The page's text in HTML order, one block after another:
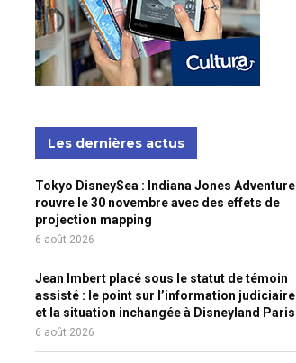
Les dernières actus
Tokyo DisneySea : Indiana Jones Adventure
rouvre le 30 novembre avec des effets de
projection mapping
6 août 2026
Jean Imbert placé sous le statut de témoin
assisté : le point sur l’information judiciaire
et la situation inchangée à Disneyland Paris
6 août 2026